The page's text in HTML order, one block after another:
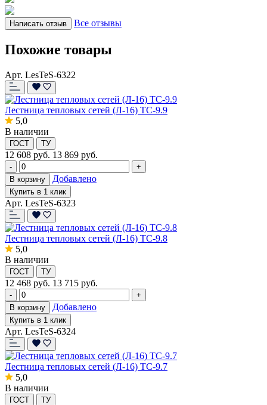
Написать отзыв Все отзывы
Похожие товары
Арт. LesTeS-6322
Лестница тепловых сетей (Л-16) ТС-9.9
5,0
В наличии
ГОСТ ТУ
12 608 руб. 13 869 руб.
-
+
В корзину
Добавлено
Купить в 1 клик
Арт. LesTeS-6323
Лестница тепловых сетей (Л-16) ТС-9.8
5,0
В наличии
ГОСТ ТУ
12 468 руб. 13 715 руб.
-
+
В корзину
Добавлено
Купить в 1 клик
Арт. LesTeS-6324
Лестница тепловых сетей (Л-16) ТС-9.7
5,0
В наличии
ГОСТ ТУ